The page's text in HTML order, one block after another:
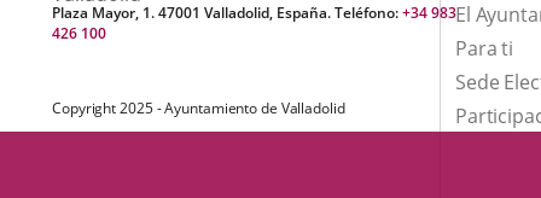
Plaza Mayor, 1. 47001 Valladolid, España. Teléfono:+34 983
426 100
Copyright 2025 - Ayuntamiento de Valladolid
El
Para ti
Sede